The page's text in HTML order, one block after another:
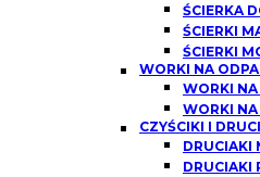
ŚCIERKA
ŚCIERKI
ŚCIERKI
WORKI NA
WORKI NA
WORKI NA
CZYŚCIKI I
DRUCIAKI
DRUCIAKI